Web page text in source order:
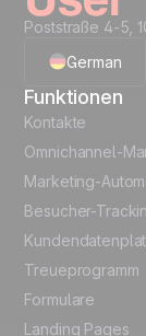
Poststraße 4-5,
German
English
Polish
Español
Funktionen
Kontakte
Omnichannel-
Marketing-
Besucher-
Treueprogramm
Formulare
Landing Pages